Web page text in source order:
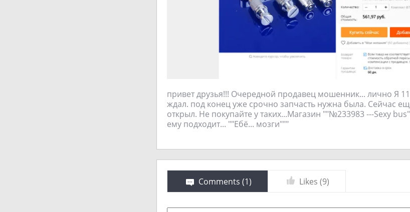
привет друзья!!! Очередной продавец мошенник... лично Я
ждал. под конец уже срочно запчасть нужна была. Сейчас
открыл. Не покупайте у таких...Магазин ""№233983 ---Sexy
ему подходит... ""Ебё... мозги"""
Comments (1) Likes (9)